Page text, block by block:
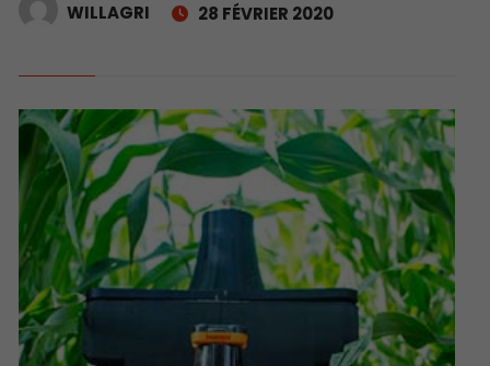
WILLAGRI 28 FÉVRIER 2020